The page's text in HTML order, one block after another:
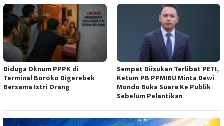
Diduga Oknum PPPK di
Terminal Boroko Digerebek
Bersama Istri Orang
Sempat Diisukan Terlibat PETI,
Ketum PB PPMIBU Minta Dewi
Mondo Buka Suara Ke Publik
Sebelum Pelantikan